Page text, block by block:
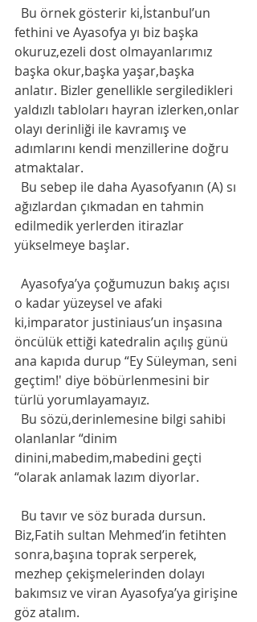
fethini ve Ayasofya yı biz başka
okuruz,ezeli dost olmayanlarımız
başka okur,başka yaşar,başka
anlatır. Bizler genellikle sergiledikleri
yaldızlı tabloları hayran izlerken,onlar
olayı derinliği ile kavramış ve
adımlarını kendi menzillerine doğru
atmaktalar.
ağızlardan çıkmadan en tahmin
edilmedik yerlerden itirazlar
yükselmeye başlar.
o kadar yüzeysel ve afaki
ki,imparator justiniaus’un inşasına
öncülük ettiği katedralin açılış günü
ana kapıda durup “Ey Süleyman, seni
geçtim!' diye böbürlenmesini bir
türlü yorumlayamayız.
olanlanlar “dinim
dinini,mabedim,mabedini geçti
“olarak anlamak lazım diyorlar.
Biz,Fatih sultan Mehmed’in fetihten
sonra,başına toprak serperek,
mezhep çekişmelerinden dolayı
bakımsız ve viran Ayasofya’ya girişine
göz atalım.